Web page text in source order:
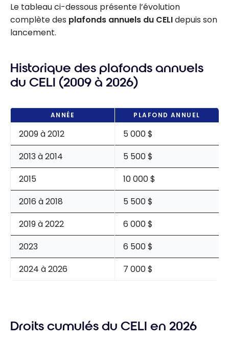
Le tableau ci-dessous présente l’évolution
complète des plafonds annuels du CELIdepuis son
lancement.
Historique des plafonds annuels
du CELI (2009 à 2026)
ANNÉE PLAFOND ANNUEL
2009 à 2012
5 000 $
2013 à 2014
5 500 $
2015
10 000 $
2016 à 2018
5 500 $
2019 à 2022
6 000 $
2023
6 500 $
2024 à 2026
7 000 $
Droits cumulés du CELI en 2026